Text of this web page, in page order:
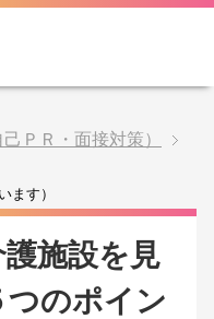
ＰＲ・面接対策）
ます）
施設を見
のポイン